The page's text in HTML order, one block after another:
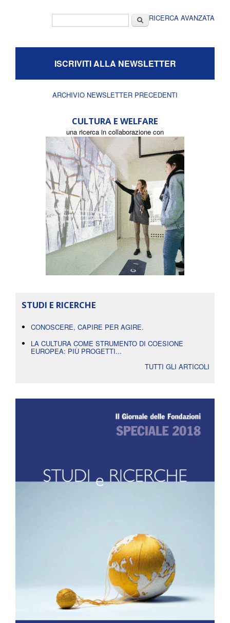
CercaRICERCA AVANZATA
ISCRIVITI ALLA NEWSLETTER
ARCHIVIO NEWSLETTER PRECEDENTI
CULTURA E WELFARE
una ricerca in collaborazione con
STUDI E RICERCHE
CONOSCERE, CAPIRE PER AGIRE.
LA CULTURA COME STRUMENTO DI COESIONE
EUROPEA: PIÙ PROGETTI...
TUTTI GLI ARTICOLI